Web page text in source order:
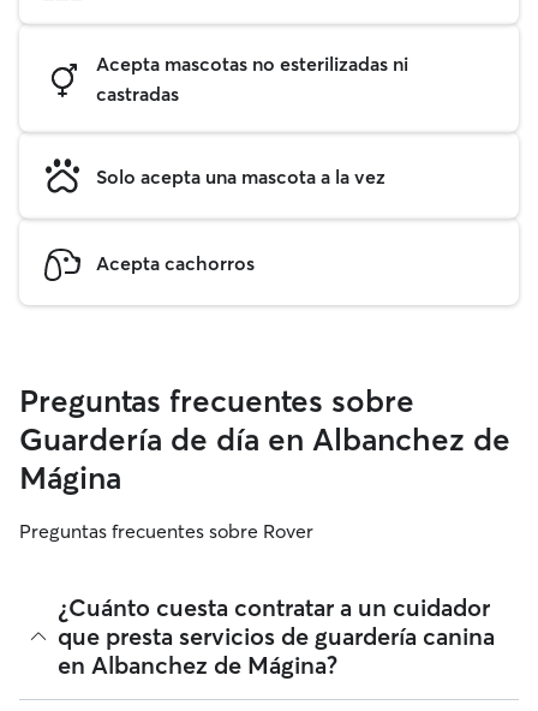
Acepta mascotas no esterilizadas ni
castradas
Solo acepta una mascota a la vez
Acepta cachorros
Preguntas frecuentes sobre
Guardería de día en Albanchez de
Mágina
Preguntas frecuentes sobre Rover
¿Cuánto cuesta contratar a un cuidador
que presta servicios de guardería canina
en Albanchez de Mágina?